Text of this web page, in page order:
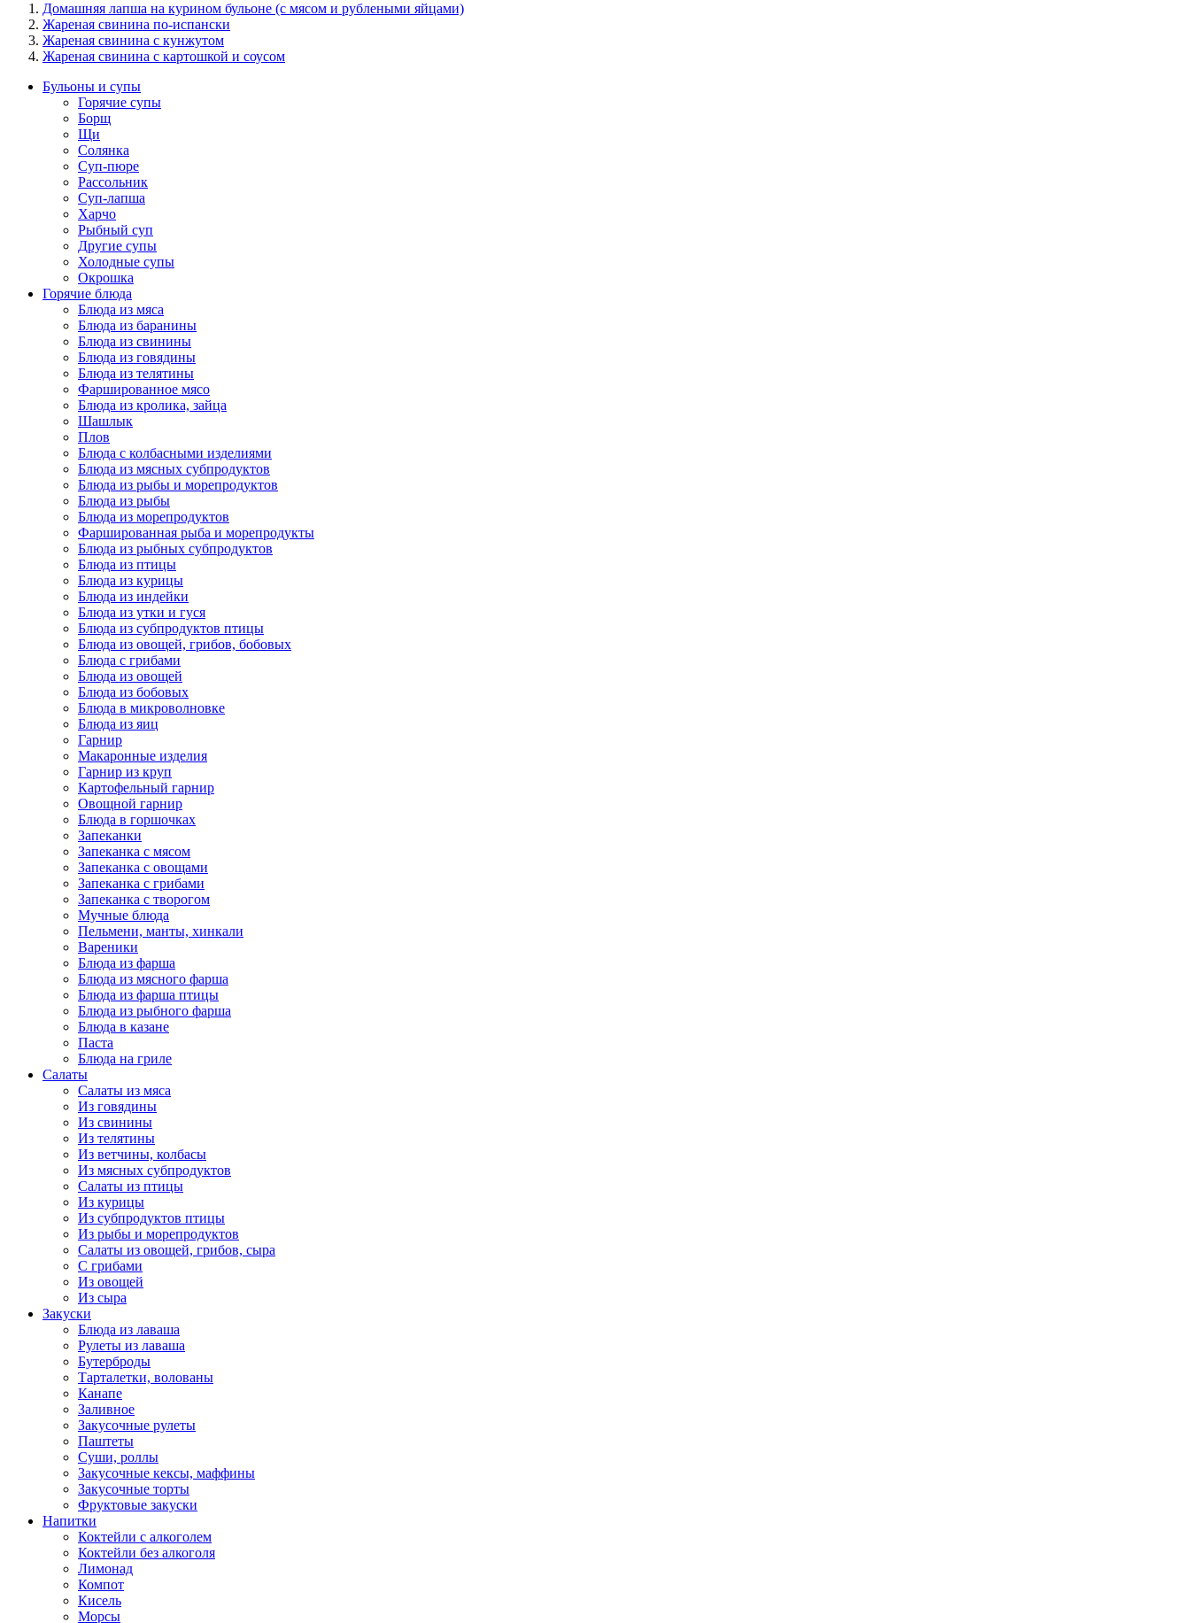
Домашняя лапша на курином бульоне (с мясом и рублеными яйцами)
Жареная свинина по-испански
Жареная свинина с кунжутом
Жареная свинина с картошкой и соусом
Бульоны и супы
Горячие супы
Борщ
Щи
Солянка
Суп-пюре
Рассольник
Суп-лапша
Харчо
Рыбный суп
Другие супы
Холодные супы
Окрошка
Горячие блюда
Блюда из мяса
Блюда из баранины
Блюда из свинины
Блюда из говядины
Блюда из телятины
Фаршированное мясо
Блюда из кролика, зайца
Шашлык
Плов
Блюда с колбасными изделиями
Блюда из мясных субпродуктов
Блюда из рыбы и морепродуктов
Блюда из рыбы
Блюда из морепродуктов
Фаршированная рыба и морепродукты
Блюда из рыбных субпродуктов
Блюда из птицы
Блюда из курицы
Блюда из индейки
Блюда из утки и гуся
Блюда из субпродуктов птицы
Блюда из овощей, грибов, бобовых
Блюда с грибами
Блюда из овощей
Блюда из бобовых
Блюда в микроволновке
Блюда из яиц
Гарнир
Макаронные изделия
Гарнир из круп
Картофельный гарнир
Овощной гарнир
Блюда в горшочках
Запеканки
Запеканка с мясом
Запеканка с овощами
Запеканка с грибами
Запеканка с творогом
Мучные блюда
Пельмени, манты, хинкали
Вареники
Блюда из фарша
Блюда из мясного фарша
Блюда из фарша птицы
Блюда из рыбного фарша
Блюда в казане
Паста
Блюда на гриле
Салаты
Салаты из мяса
Из говядины
Из свинины
Из телятины
Из ветчины, колбасы
Из мясных субпродуктов
Салаты из птицы
Из курицы
Из субпродуктов птицы
Из рыбы и морепродуктов
Салаты из овощей, грибов, сыра
С грибами
Из овощей
Из сыра
Закуски
Блюда из лаваша
Рулеты из лаваша
Бутерброды
Тарталетки, волованы
Канапе
Заливное
Закусочные рулеты
Паштеты
Суши, роллы
Закусочные кексы, маффины
Закусочные торты
Фруктовые закуски
Напитки
Коктейли с алкоголем
Коктейли без алкоголя
Лимонад
Компот
Кисель
Морсы